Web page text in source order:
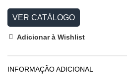
VER CATÁLOGO
Adicionar à Wishlist
INFORMAÇÃO ADICIONAL